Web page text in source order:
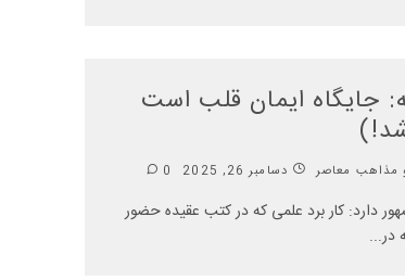
جایگاه ایمان قلب است
مذاهب معاصر دسامبر 26, 2025 0
دارد: کار برد علمی که در کتب عقیده حضور
در...